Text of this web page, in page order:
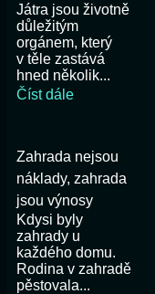
Játra jsou životně
důležitým
orgánem, který
v těle zastává
hned několik...
Číst dále
Zahrada nejsou
náklady, zahrada
jsou výnosy
Kdysi byly
zahrady u
každého domu.
Rodina v zahradě
pěstovala...